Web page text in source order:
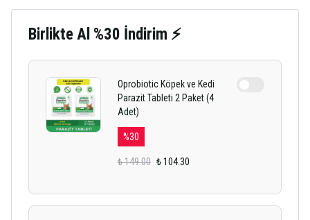
Birlikte Al %30 İndirim ⚡
Oprobiotic Köpek ve Kedi
Parazit Tableti 2 Paket (4
Adet)
%30
₺ 149.00 ₺ 104.30